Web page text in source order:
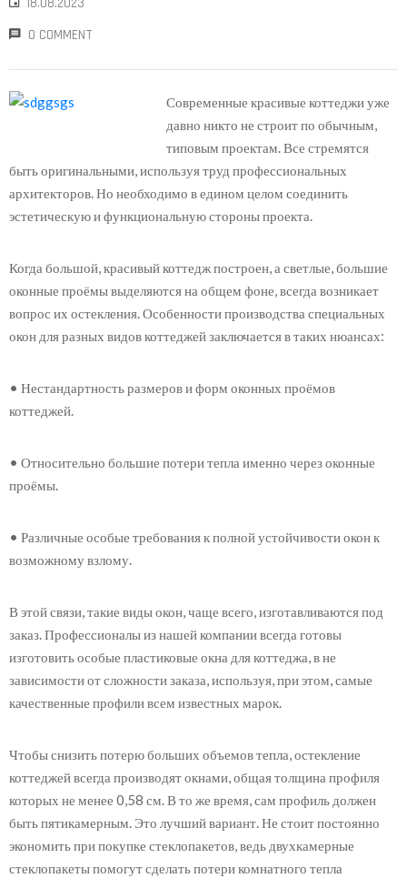
0 COMMENT
Современные красивые коттеджи уже
давно никто не строит по обычным,
типовым проектам. Все стремятся
быть оригинальными, используя труд профессиональных
архитекторов. Но необходимо в едином целом соединить
эстетическую и функциональную стороны проекта.
Когда большой, красивый коттедж построен, а светлые, большие
оконные проёмы выделяются на общем фоне, всегда возникает
вопрос их остекления. Особенности производства специальных
окон для разных видов коттеджей заключается в таких нюансах:
• Нестандартность размеров и форм оконных проёмов
коттеджей.
• Относительно большие потери тепла именно через оконные
проёмы.
• Различные особые требования к полной устойчивости окон к
возможному взлому.
В этой связи, такие виды окон, чаще всего, изготавливаются под
заказ. Профессионалы из нашей компании всегда готовы
изготовить особые пластиковые окна для коттеджа, в не
зависимости от сложности заказа, используя, при этом, самые
качественные профили всем известных марок.
Чтобы снизить потерю больших объемов тепла, остекление
коттеджей всегда производят окнами, общая толщина профиля
которых не менее 0,58 см. В то же время, сам профиль должен
быть пятикамерным. Это лучший вариант. Не стоит постоянно
экономить при покупке стеклопакетов, ведь двухкамерные
стеклопакеты помогут сделать потери комнатного тепла